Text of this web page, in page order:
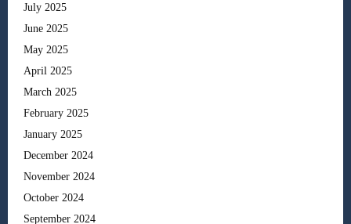
July 2025
June 2025
May 2025
April 2025
March 2025
February 2025
January 2025
December 2024
November 2024
October 2024
September 2024